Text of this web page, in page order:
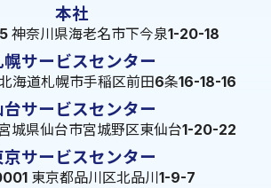
本社
神奈川県海老名市下今泉1-20-18
幌サービスセンター
海道札幌市手稲区前田6条16-18-16
台サービスセンター
城県仙台市宮城野区東仙台1-20-22
京サービスセンター
東京都品川区北品川1-9-7